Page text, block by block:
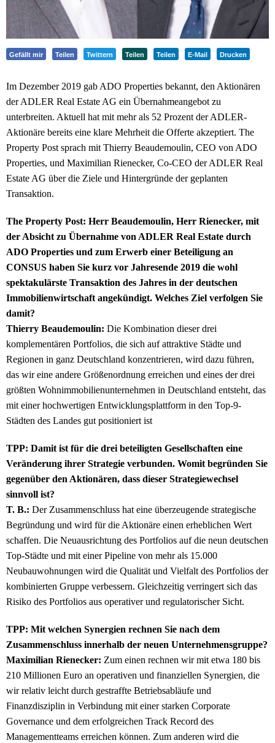
Gefällt mir Teilen Twittern Teilen Teilen E-Mail Drucken
Im Dezember 2019 gab ADO Properties bekannt, den Aktionären
der ADLER Real Estate AG ein Übernahmeangebot zu
unterbreiten. Aktuell hat mit mehr als 52 Prozent der ADLER-
Aktionäre bereits eine klare Mehrheit die Offerte akzeptiert. The
Property Post sprach mit Thierry Beaudemoulin, CEO von ADO
Properties, und Maximilian Rienecker, Co-CEO der ADLER Real
Estate AG über die Ziele und Hintergründe der geplanten
Transaktion.
The Property Post: Herr Beaudemoulin, Herr Rienecker, mit
der Absicht zu Übernahme von ADLER Real Estate durch
ADO Properties und zum Erwerb einer Beteiligung an
CONSUS haben Sie kurz vor Jahresende 2019 die wohl
spektakulärste Transaktion des Jahres in der deutschen
Immobilienwirtschaft angekündigt. Welches Ziel verfolgen Sie
damit?
Thierry Beaudemoulin: Die Kombination dieser drei
komplementären Portfolios, die sich auf attraktive Städte und
Regionen in ganz Deutschland konzentrieren, wird dazu führen,
das wir eine andere Größenordnung erreichen und eines der drei
größten Wohnimmobilienunternehmen in Deutschland entsteht, das
mit einer hochwertigen Entwicklungsplattform in den Top-9-
Städten des Landes gut positioniert ist
TPP: Damit ist für die drei beteiligten Gesellschaften eine
Veränderung ihrer Strategie verbunden. Womit begründen Sie
gegenüber den Aktionären, dass dieser Strategiewechsel
sinnvoll ist?
T. B.: Der Zusammenschluss hat eine überzeugende strategische
Begründung und wird für die Aktionäre einen erheblichen Wert
schaffen. Die Neuausrichtung des Portfolios auf die neun deutschen
Top-Städte und mit einer Pipeline von mehr als 15.000
Neubauwohnungen wird die Qualität und Vielfalt des Portfolios der
kombinierten Gruppe verbessern. Gleichzeitig verringert sich das
Risiko des Portfolios aus operativer und regulatorischer Sicht.
TPP: Mit welchen Synergien rechnen Sie nach dem
Zusammenschluss innerhalb der neuen Unternehmensgruppe?
Maximilian Rienecker: Zum einen rechnen wir mit etwa 180 bis
210 Millionen Euro an operativen und finanziellen Synergien, die
wir relativ leicht durch gestraffte Betriebsabläufe und
Finanzdisziplin in Verbindung mit einer starken Corporate
Governance und dem erfolgreichen Track Record des
Managementteams erreichen können. Zum anderen wird die